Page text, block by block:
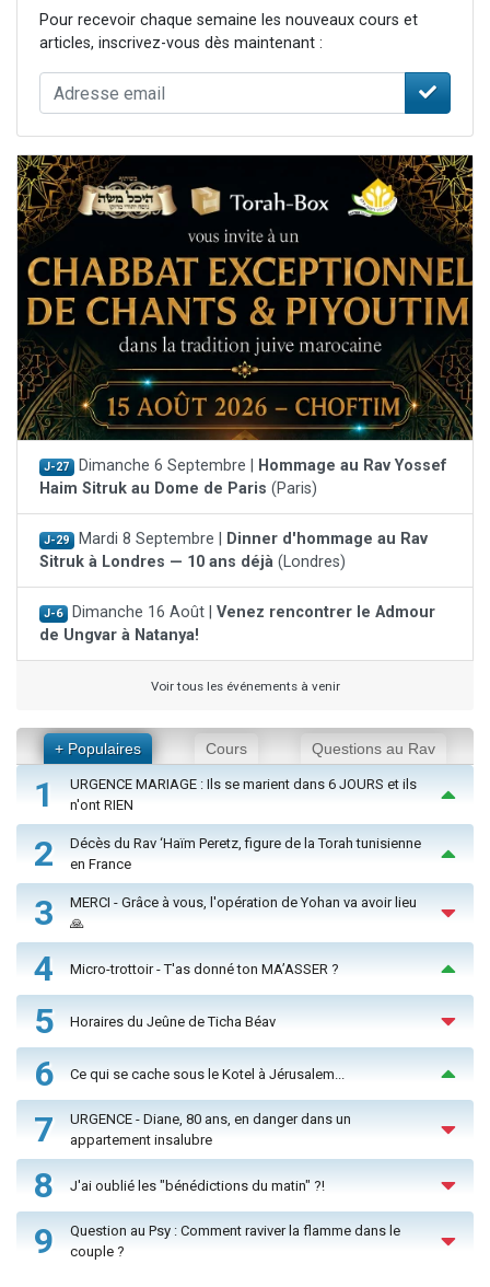
Pour recevoir chaque semaine les nouveaux cours et
articles, inscrivez-vous dès maintenant :
J-27 Dimanche 6 Septembre |
Hommage au Rav Yossef
Haim Sitruk au Dome de Paris (Paris)
J-29 Mardi 8 Septembre |
Dinner d'hommage au Rav
Sitruk à Londres — 10 ans déjà (Londres)
J-6 Dimanche 16 Août | Venez rencontrer le Admour
de Ungvar à Natanya!
Voir tous les événements à venir
+ Populaires Cours Questions au Rav
1
URGENCE MARIAGE : Ils se marient dans 6 JOURS et ils
n'ont RIEN
2
Décès du Rav ‘Haïm Peretz, figure de la Torah tunisienne
en France
3
MERCI - Grâce à vous, l'opération de Yohan va avoir lieu
🙏
4 Micro-trottoir - T'as donné ton MA’ASSER ?
5 Horaires du Jeûne de Ticha Béav
6 Ce qui se cache sous le Kotel à Jérusalem...
7
URGENCE - Diane, 80 ans, en danger dans un
appartement insalubre
8 J'ai oublié les "bénédictions du matin" ?!
9
Question au Psy : Comment raviver la flamme dans le
couple ?